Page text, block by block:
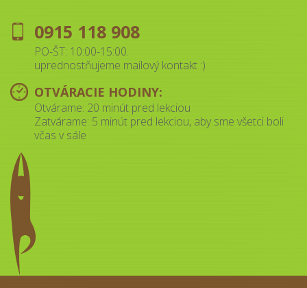
0915 118 908
PO-ŠT: 10:00-15:00.
uprednostňujeme mailový kontakt :)
OTVÁRACIE HODINY:
Otvárame: 20 minút pred lekciou
Zatvárame: 5 minút pred lekciou, aby sme všetci boli
včas v sále